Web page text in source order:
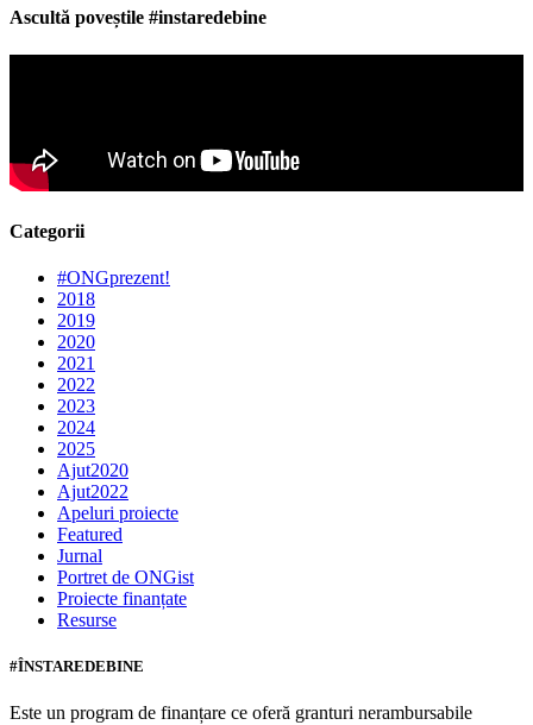
Ascultă poveștile #instaredebine
Categorii
#ONGprezent!
2018
2019
2020
2021
2022
2023
2024
2025
Ajut2020
Ajut2022
Apeluri proiecte
Featured
Jurnal
Portret de ONGist
Proiecte finanțate
Resurse
#ÎNSTAREDEBINE
Este un program de finanțare ce oferă granturi nerambursabile